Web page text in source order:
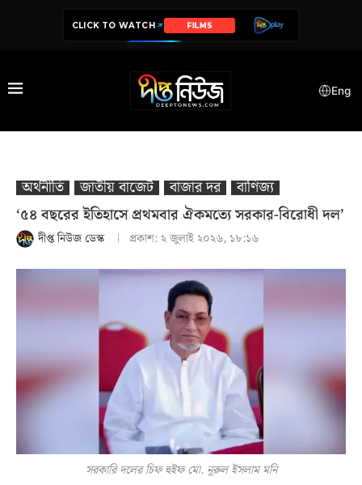
CLICK TO WATCH SERIES
Eng
অর্থনীতি জাতীয় বাজেট বাজার দর
বাণিজ্য
‘৫৪ বছরের ইতিহাসে প্রথমবার ঐকমত্যে সরকার-বিরোধী দল’
দীপ্ত নিউজ ডেস্ক প্রকাশ: ২ জুলাই ২০২৬, ১৮:১৬
সরকারি দলের চিফ হুইফ মো. নূরুল ইসলাম মনি